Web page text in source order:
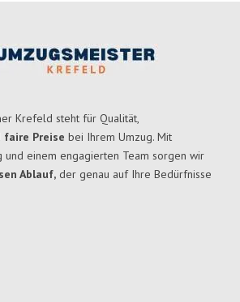
Krefeld steht für Qualität,
Preise bei Ihrem Umzug. Mit
und einem engagierten Team sorgen wir
Ablauf, der genau auf Ihre Bedürfnisse